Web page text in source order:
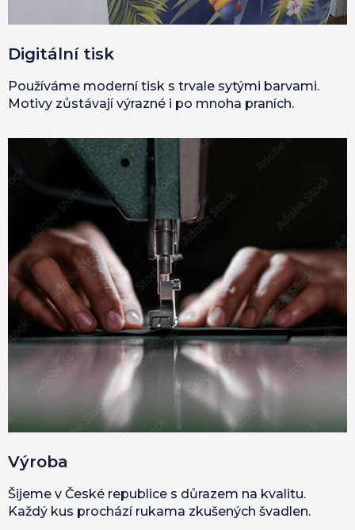
Digitální tisk
Používáme moderní tisk s trvale sytými barvami.
Motivy zůstávají výrazné i po mnoha praních.
Výroba
Šijeme v České republice s důrazem na kvalitu.
Každý kus prochází rukama zkušených švadlen.